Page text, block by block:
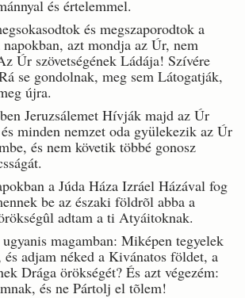
és értelemmel.
és megszaporodtok a
azt mondja az Úr, nem
Úr szövetségének Ládája! Szívére
se gondolnak, meg sem Látogatják,
újra.
Jeruzsálemet Hívják majd az Úr
minden nemzet oda gyülekezik az Úr
és nem követik többé gonosz
a Júda Háza Izráel Házával fog
be az északi földrõl abba a
adtam a ti Atyáitoknak.
magamban: Miképen tegyelek
és adjam néked a Kivánatos földet, a
Drága örökségét? És azt végezém:
és ne Pártolj el tõlem!